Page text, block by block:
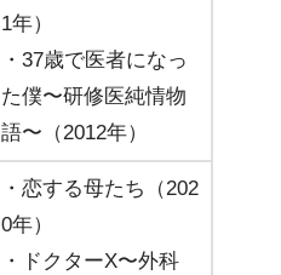
1年）
・37歳で医者になっ
た僕〜研修医純情物
語〜（2012年）
・恋する母たち（202
0年）
・ドクターX〜外科